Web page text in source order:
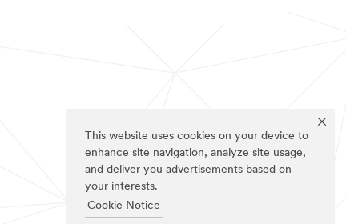
This website uses cookies on your device to
enhance site navigation, analyze site usage,
and deliver you advertisements based on
your interests.
Cookie Notice